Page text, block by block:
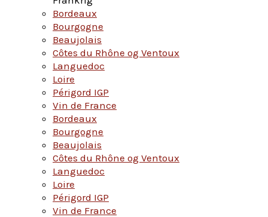
Bordeaux
Bourgogne
Beaujolais
Côtes du Rhône og Ventoux
Languedoc
Loire
Périgord IGP
Vin de France
Bordeaux
Bourgogne
Beaujolais
Côtes du Rhône og Ventoux
Languedoc
Loire
Périgord IGP
Vin de France